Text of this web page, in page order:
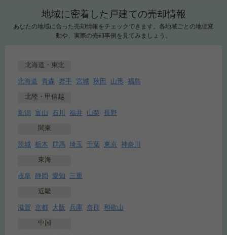
地域に密着した戸建ての売却情報
あなたの地域に合った売却情報をチェックできます。各地域ごとの地価変
動や、実際の売却事例を見てみましょう。
北海道・東北
北海道 青森 岩手 宮城 秋田 山形 福島
北陸・甲信越
新潟 富山 石川 福井 山梨 長野
関東
茨城 栃木 群馬 埼玉 千葉 東京 神奈川
東海
岐阜 静岡 愛知 三重
近畿
滋賀 京都 大阪 兵庫 奈良 和歌山
中国